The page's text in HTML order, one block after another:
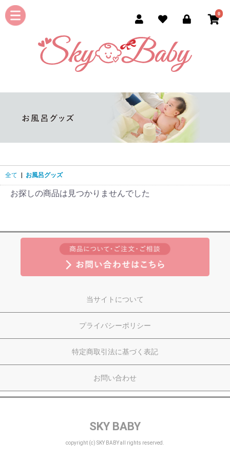
0
全て お風呂グッズ
お探しの商品は見つかりませんでした
当サイトについて
プライバシーポリシー
特定商取引法に基づく表記
お問い合わせ
SKY BABY
copyright (c) SKY BABY all rights reserved.